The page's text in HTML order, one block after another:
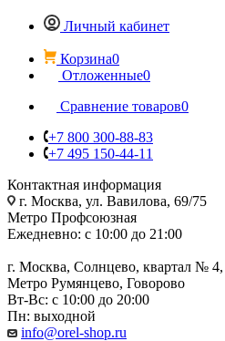
Личный кабинет
Корзина0
Отложенные0
Сравнение товаров0
+7 800 300-88-83
+7 495 150-44-11
Контактная информация
г. Москва, ул. Вавилова, 69/75
Метро Профсоюзная
Ежедневно: с 10:00 до 21:00
г. Москва, Солнцево, квартал № 4,
Метро Румянцево, Говорово
Вт-Вс: с 10:00 до 20:00
Пн: выходной
info@orel-shop.ru